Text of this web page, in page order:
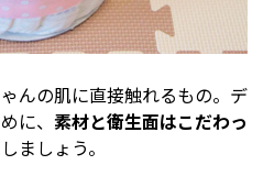
んの肌に直接触れるもの。デ
に、 素材と衛生面はこだわっ
ましょう。